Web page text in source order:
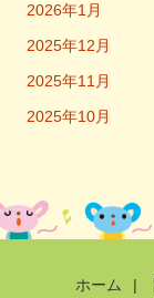
2026年1月
2025年12月
2025年11月
2025年10月
ホーム |